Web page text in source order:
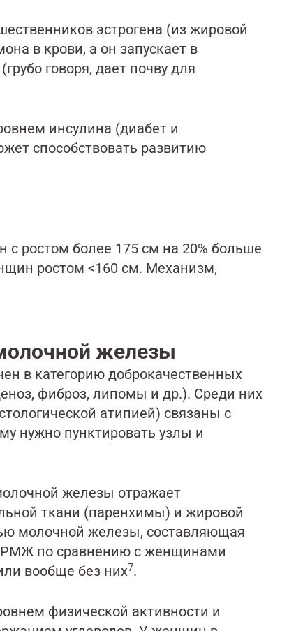
эстрогена (из жировой
в крови, а он запускает в
говоря, дает почву для
инсулина (диабет и
способствовать развитию
с ростом более 175 см на 20% больше
ростом <160 см. Механизм,
железы
в категорию доброкачественных
фиброз, липомы и др.). Среди них
атипией) связаны с
нужно пунктировать узлы и
железы отражает
ткани (паренхимы) и жировой
молочной железы, составляющая
РМЖ по сравнению с женщинами
вообще без них7.
физической активности и